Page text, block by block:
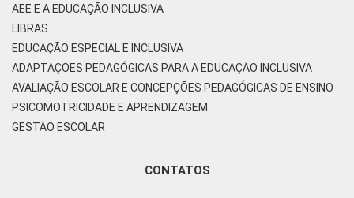
AEE E A EDUCAÇÃO INCLUSIVA
LIBRAS
EDUCAÇÃO ESPECIAL E INCLUSIVA
ADAPTAÇÕES PEDAGÓGICAS PARA A EDUCAÇÃO INCLUSIVA
AVALIAÇÃO ESCOLAR E CONCEPÇÕES PEDAGÓGICAS DE ENSINO
PSICOMOTRICIDADE E APRENDIZAGEM
GESTÃO ESCOLAR
CONTATOS